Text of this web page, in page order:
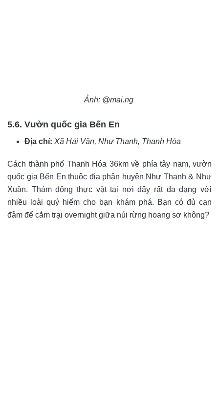
Ảnh: @mai.ng
5.6. Vườn quốc gia Bến En
Địa chỉ: Xã Hải Vân, Như Thanh, Thanh Hóa
Cách thành phố Thanh Hóa 36km về phía tây nam, vườn
quốc gia Bến En thuộc địa phận huyện Như Thanh & Như
Xuân. Thảm động thực vật tại nơi đây rất đa dạng với
nhiều loài quý hiếm cho bạn khám phá. Bạn có đủ can
đảm để cắm trại overnight giữa núi rừng hoang sơ không?